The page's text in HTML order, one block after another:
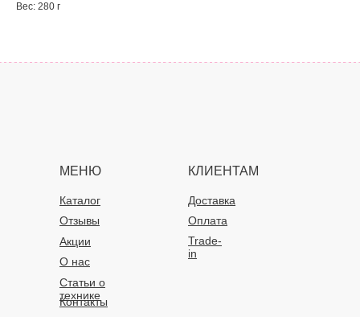
Вес: 280 г
МЕНЮ КЛИЕНТАМ
Каталог
О нас
Доставка
Статьи о
технике
Оплата
Отзывы
Акции
Контакты
Trade-
in